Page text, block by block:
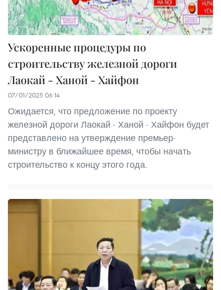
Ускоренные процедуры по
строительству железной дороги
Лаокай - Ханой - Хайфон
07/01/2025 06:14
Ожидается, что предложение по проекту
железной дороги Лаокай - Ханой - Хайфон будет
представлено на утверждение премьер-
министру в ближайшее время, чтобы начать
строительство к концу этого года.